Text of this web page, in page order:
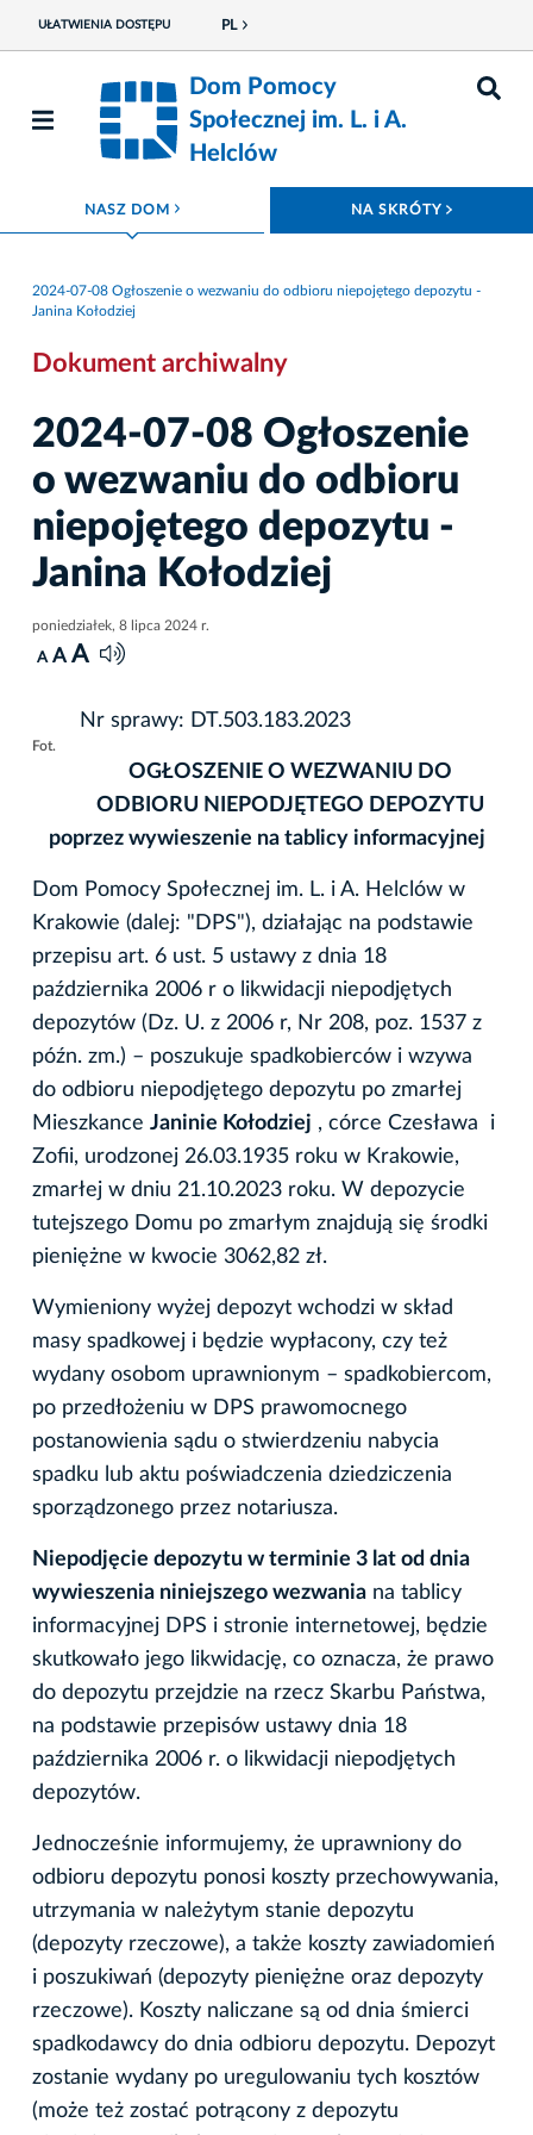
UŁATWIENIA DOSTĘPU PL
Dom Pomocy
Społecznej im. L. i A.
Helclów
NASZ DOM ROZWIŃ MENU NA SKRÓTY
2024-07-08 Ogłoszenie o wezwaniu do odbioru niepojętego depozytu -
Janina Kołodziej
Dokument archiwalny
2024-07-08 Ogłoszenie
o wezwaniu do odbioru
niepojętego depozytu -
Janina Kołodziej
poniedziałek, 8 lipca 2024 r.
A A A
Fot.
Nr sprawy: DT.503.183.2023
OGŁOSZENIE O WEZWANIU DO
ODBIORU NIEPODJĘTEGO DEPOZYTU
poprzez wywieszenie na tablicy informacyjnej
Dom Pomocy Społecznej im. L. i A. Helclów w
Krakowie (dalej: "DPS"), działając na podstawie
przepisu art. 6 ust. 5 ustawy z dnia 18
października 2006 r o likwidacji niepodjętych
depozytów (Dz. U. z 2006 r, Nr 208, poz. 1537 z
późn. zm.) – poszukuje spadkobierców i wzywa
do odbioru niepodjętego depozytu po zmarłej
Mieszkance Janinie Kołodziej , córce Czesława i
Zofii, urodzonej 26.03.1935 roku w Krakowie,
zmarłej w dniu 21.10.2023 roku. W depozycie
tutejszego Domu po zmarłym znajdują się środki
pieniężne w kwocie 3062,82 zł.
Wymieniony wyżej depozyt wchodzi w skład
masy spadkowej i będzie wypłacony, czy też
wydany osobom uprawnionym – spadkobiercom,
po przedłożeniu w DPS prawomocnego
postanowienia sądu o stwierdzeniu nabycia
spadku lub aktu poświadczenia dziedziczenia
sporządzonego przez notariusza.
Niepodjęcie depozytu w terminie 3 lat od dnia
wywieszenia niniejszego wezwania na tablicy
informacyjnej DPS i stronie internetowej, będzie
skutkowało jego likwidację, co oznacza, że prawo
do depozytu przejdzie na rzecz Skarbu Państwa,
na podstawie przepisów ustawy dnia 18
października 2006 r. o likwidacji niepodjętych
depozytów.
Jednocześnie informujemy, że uprawniony do
odbioru depozytu ponosi koszty przechowywania,
utrzymania w należytym stanie depozytu
(depozyty rzeczowe), a także koszty zawiadomień
i poszukiwań (depozyty pieniężne oraz depozyty
rzeczowe). Koszty naliczane są od dnia śmierci
spadkodawcy do dnia odbioru depozytu. Depozyt
zostanie wydany po uregulowaniu tych kosztów
(może też zostać potrącony z depozytu